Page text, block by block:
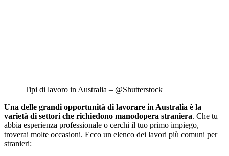
Tipi di lavoro in Australia – @Shutterstock
Una delle grandi opportunità di lavorare in Australia è la
varietà di settori che richiedono manodopera straniera. Che tu
abbia esperienza professionale o cerchi il tuo primo impiego,
troverai molte occasioni. Ecco un elenco dei lavori più comuni per
stranieri: